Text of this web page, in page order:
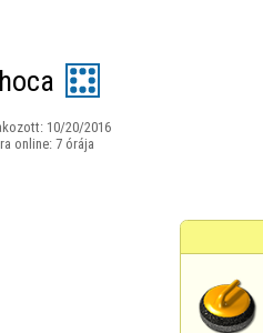
10/20/2016
online: 7 órája